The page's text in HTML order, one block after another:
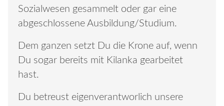
Sozialwesen gesammelt oder gar eine
abgeschlossene Ausbildung/Studium.
Dem ganzen setzt Du die Krone auf, wenn
Du sogar bereits mit Kilanka gearbeitet
hast.
Du betreust eigenverantworlich unsere